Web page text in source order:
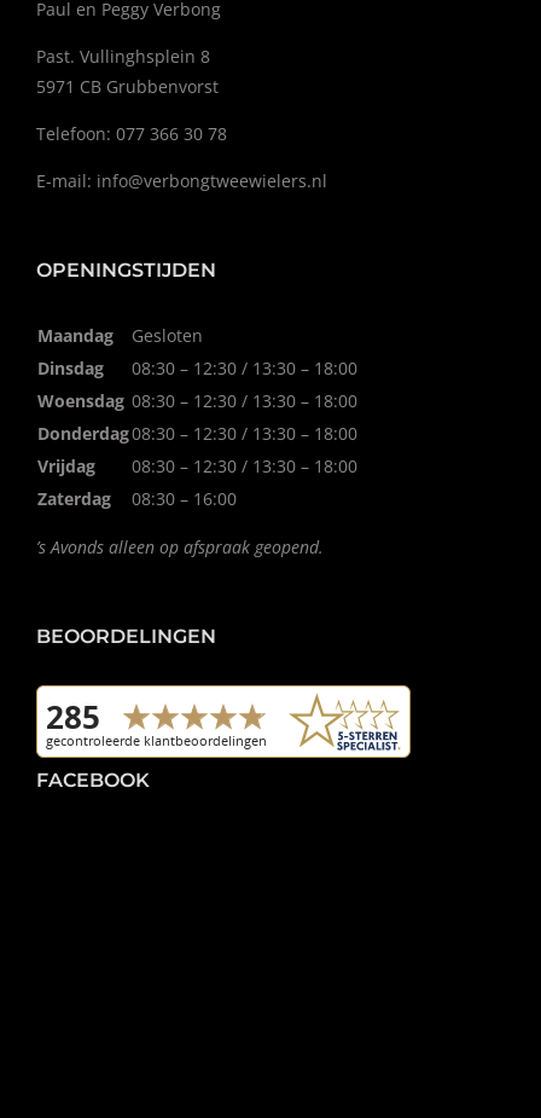
Paul en Peggy Verbong
Past. Vullinghsplein 8
5971 CB Grubbenvorst
Telefoon: 077 366 30 78
E-mail: info@verbongtweewielers.nl
OPENINGSTIJDEN
Maandag
Gesloten
Dinsdag
08:30 – 12:30 / 13:30 – 18:00
Woensdag 08:30 – 12:30 / 13:30 – 18:00
Donderdag08:30 – 12:30 / 13:30 – 18:00
Vrijdag
08:30 – 12:30 / 13:30 – 18:00
Zaterdag
08:30 – 16:00
’s Avonds alleen op afspraak geopend.
BEOORDELINGEN
FACEBOOK